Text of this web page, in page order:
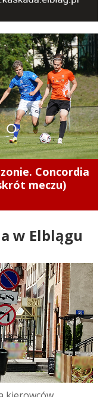
spółek.
majątkowych
6
w Elblągu